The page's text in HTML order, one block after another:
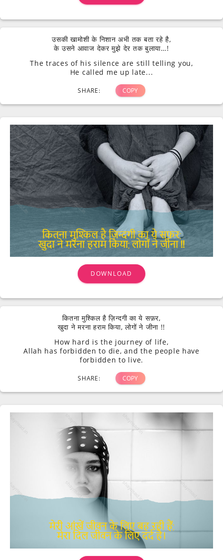
उसकी खामोशी के निशान अभी तक बता रहे है,
के उसने आवाज देकर मुझे देर तक बुलाया…!
The traces of his silence are still telling you,
He called me up late...
SHARE: COPY
DOWNLOAD
कितना मुश्किल है ज़िन्दगी का ये सफ़र,
खुदा ने मरना हराम किया, लोगों ने जीना !!
How hard is the journey of life,
Allah has forbidden to die, and the people have
forbidden to live.
SHARE: COPY